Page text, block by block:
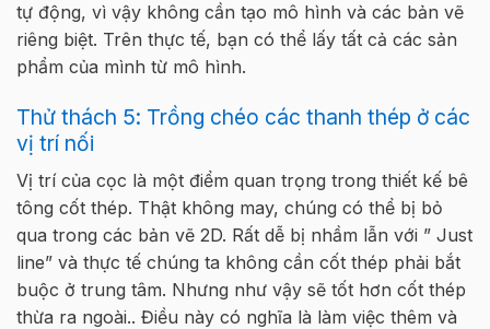
tự động, vì vậy không cần tạo mô hình và các bản vẽ
riêng biệt. Trên thực tế, bạn có thể lấy tất cả các sản
phẩm của mình từ mô hình.
Thử thách 5: Trồng chéo các thanh thép ở các
vị trí nối
Vị trí của cọc là một điểm quan trọng trong thiết kế bê
tông cốt thép. Thật không may, chúng có thể bị bỏ
qua trong các bản vẽ 2D. Rất dễ bị nhầm lẫn với ” Just
line” và thực tế chúng ta không cần cốt thép phải bắt
buộc ở trung tâm. Nhưng như vậy sẽ tốt hơn cốt thép
thừa ra ngoài.. Điều này có nghĩa là làm việc thêm và